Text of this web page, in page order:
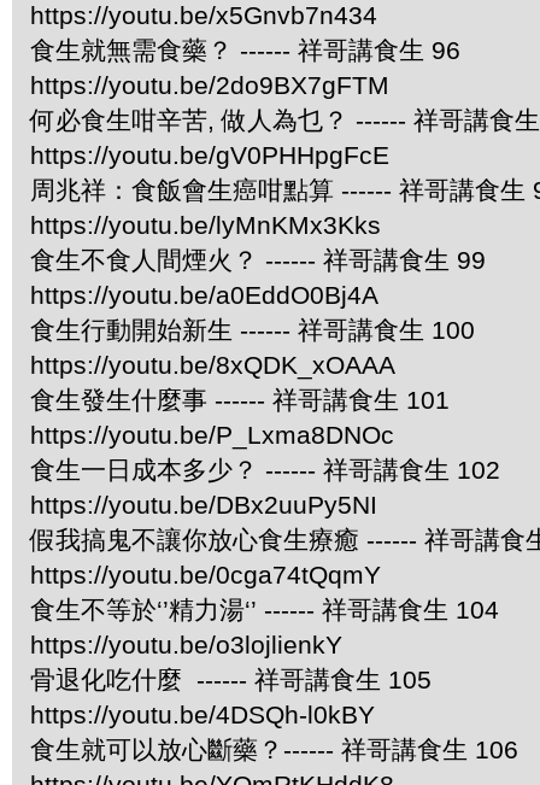
https://youtu.be/x5Gnvb7n434
食生就無需食藥？ ------ 祥哥講食生 96
https://youtu.be/2do9BX7gFTM
何必食生咁辛苦, 做人為乜？ ------ 祥哥講食
https://youtu.be/gV0PHHpgFcE
周兆祥：食飯會生癌咁點算 ------ 祥哥講食生
https://youtu.be/lyMnKMx3Kks
食生不食人間煙火？ ------ 祥哥講食生 99
https://youtu.be/a0EddO0Bj4A
食生行動開始新生 ------ 祥哥講食生 100
https://youtu.be/8xQDK_xOAAA
食生發生什麼事 ------ 祥哥講食生 101
https://youtu.be/P_Lxma8DNOc
食生一日成本多少？ ------ 祥哥講食生 102
https://youtu.be/DBx2uuPy5NI
假我搞鬼不讓你放心食生療癒 ------ 祥哥講食
https://youtu.be/0cga74tQqmY
食生不等於‘’精力湯‘’ ------ 祥哥講食生 104
https://youtu.be/o3lojlienkY
骨退化吃什麼 ------ 祥哥講食生 105
https://youtu.be/4DSQh-l0kBY
食生就可以放心斷藥？------ 祥哥講食生 106